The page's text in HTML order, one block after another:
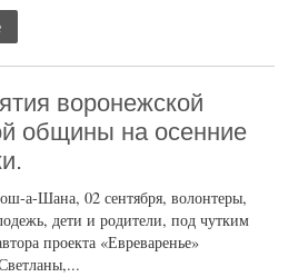
воронежской
общины на осенние
а-Шана, 02 сентября, волонтеры,
дети и родители, под чутким
проекта «Евреваренье»